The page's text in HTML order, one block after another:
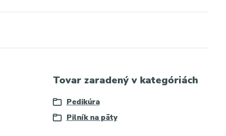
Tovar zaradený v kategóriách
Pedikúra
Pilník na päty